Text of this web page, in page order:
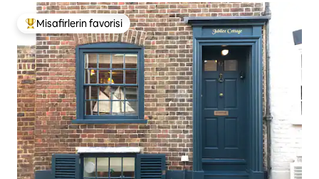
Misafirlerin favorilerinden en beğenilenler arasında
Misafirlerin favorisi